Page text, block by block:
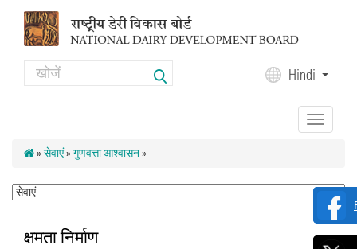
Search Hindi
Toggle
navigation
» सेवाएं» गुणवत्ता आश्वासन»
क्षमता निर्माण